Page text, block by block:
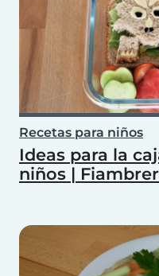
Recetas para niños
Ideas para la
niños |